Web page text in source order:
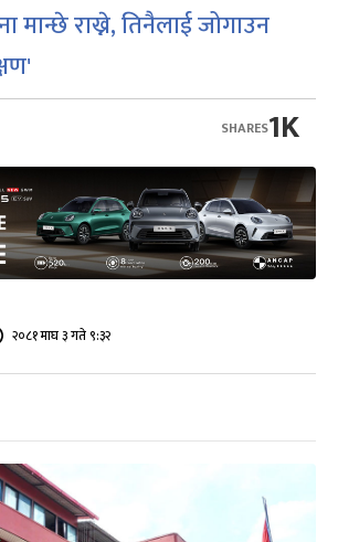
मान्छे राख्ने, तिनैलाई जोगाउन
1K
SHARES
२०८१ माघ ३ गते ९:३२